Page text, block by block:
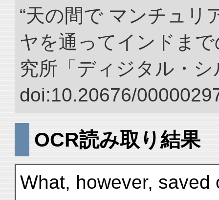
“天の間で マンチュリ
ヤを通ってインドま
究所「ディジタル・
doi:10.20676/
OCR読み取り結果
What, however, saved